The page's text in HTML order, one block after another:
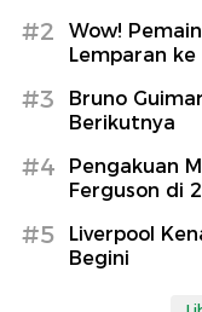
#2
Wow!
Lemparan ke
#3
Bruno
Berikutnya
#4
Pengakuan
Ferguson di
#5
Liverpool
Begini